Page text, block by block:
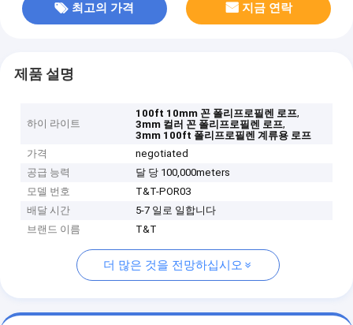
최고의 가격 지금 연락
제품 설명
하이 라이트
100ft 10mm 꼰 폴리프로필렌 로프,
3mm 컬러 꼰 폴리프로필렌 로프,
3mm 100ft 폴리프로필렌 계류용 로프
가격
negotiated
공급 능력
달 당 100,000meters
모델 번호
T&T-POR03
배달 시간
5-7 일로 일합니다
브랜드 이름
T&T
더 많은 것을 전망하십시오